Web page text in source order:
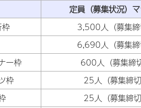
定員（募集状況）
3,500人（募集締
6,690人（募集締
ー枠 600人（募集締
枠 25人（募集締切
25人（募集締切